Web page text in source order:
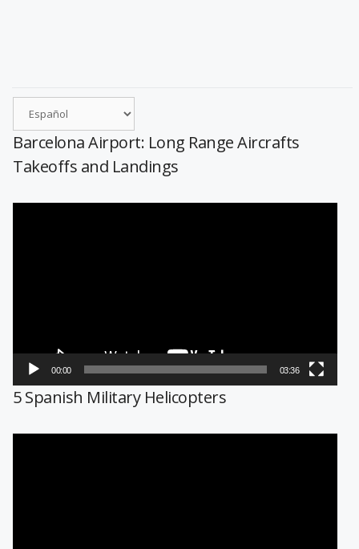
Barcelona Airport: Long Range Aircrafts
Takeoffs and Landings
00:00 03:36
5 Spanish Military Helicopters